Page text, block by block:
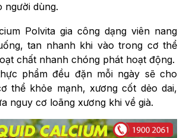
người dùng.
Polvita gia công dạng viên nang
tan nhanh khi vào trong cơ thể
chất nhanh chóng phát hoạt động.
phẩm đều đặn mỗi ngày sẽ cho
thể khỏe mạnh, xương cốt dẻo dai,
nguy cơ loãng xương khi về già.